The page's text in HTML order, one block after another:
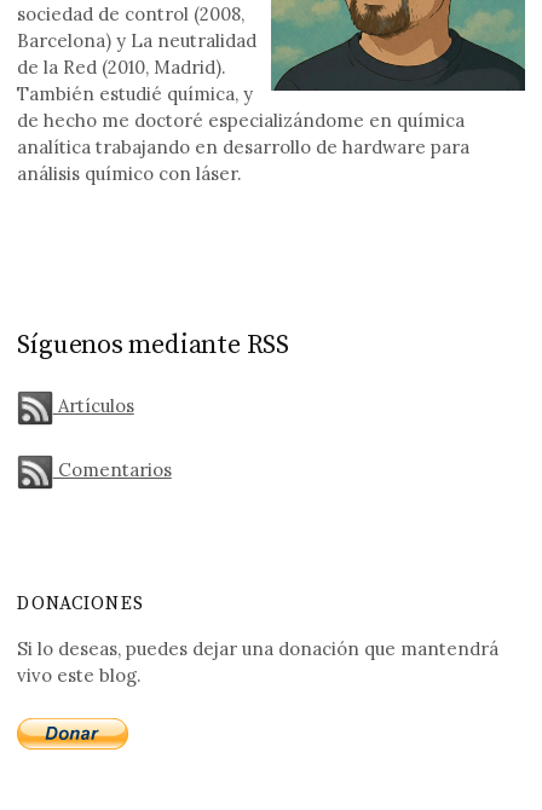
sociedad de control (2008,
Barcelona) y La neutralidad
de la Red (2010, Madrid).
También estudié química, y
de hecho me doctoré especializándome en química
analítica trabajando en desarrollo de hardware para
análisis químico con láser.
Síguenos mediante RSS
Artículos
Comentarios
DONACIONES
Si lo deseas, puedes dejar una donación que mantendrá
vivo este blog.